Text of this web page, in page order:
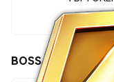
BOSS FIGHTERS